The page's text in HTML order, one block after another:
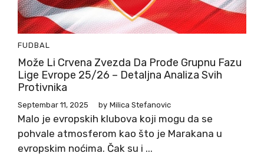
FUDBAL
Može Li Crvena Zvezda Da Prođe Grupnu Fazu
Lige Evrope 25/26 – Detaljna Analiza Svih
Protivnika
Septembar 11, 2025 by Milica Stefanovic
Malo je evropskih klubova koji mogu da se
pohvale atmosferom kao što je Marakana u
evropskim noćima. Čak su i ...